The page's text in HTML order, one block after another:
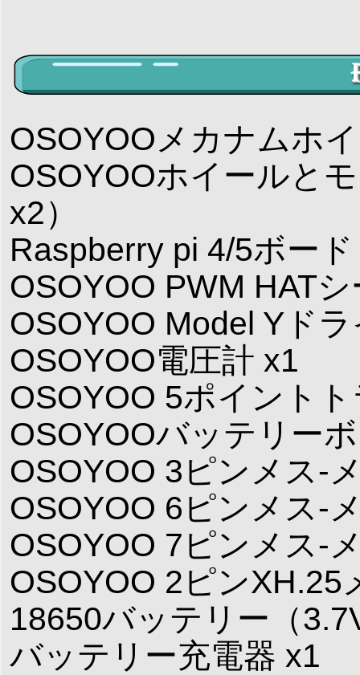
OSOYOOメカナムホ
OSOYOOホイールと
x2）
Raspberry pi 4/5ボー
OSOYOO PWM HAT
OSOYOO Model Yド
OSOYOO電圧計 x1
OSOYOO 5ポイント
OSOYOOバッテリー
OSOYOO 3ピンメス-
OSOYOO 6ピンメス-
OSOYOO 7ピンメス-
OSOYOO 2ピンXH.25
18650バッテリー（
バッテリー充電器 x1